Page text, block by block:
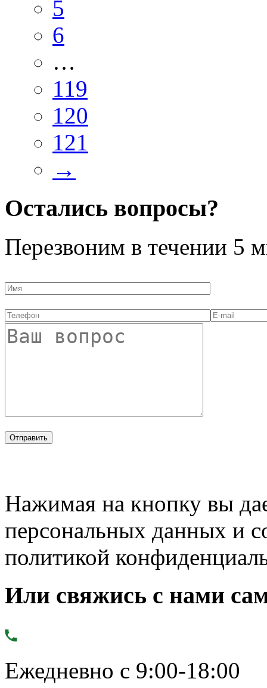
5
6
…
119
120
121
→
Остались вопросы?
Перезвоним в течении 5
Нажимая на кнопку вы
персональных данных и
политикой
Или свяжись с нами
Ежедневно с 9:00-18:00